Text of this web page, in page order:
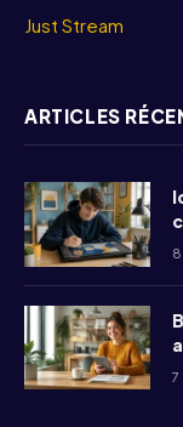
Just Stream
ARTICLES
7